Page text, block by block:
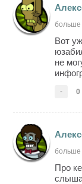
больше
Вот
не
- 0
больше
Про